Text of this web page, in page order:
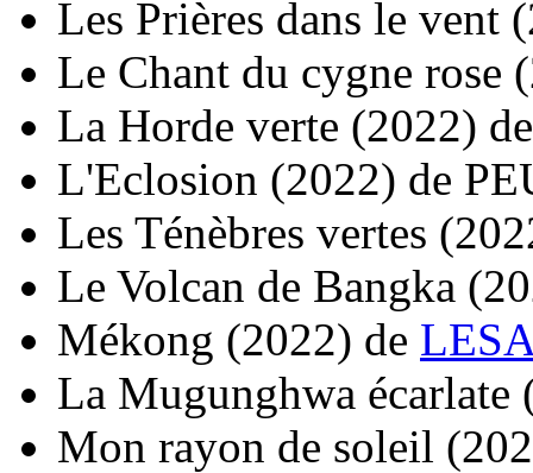
Les Prières dans le vent
Le Chant du cygne rose
La Horde verte (2022)
L'Eclosion (2022) de
Les Ténèbres vertes
Le Volcan de Bangka
Mékong (2022) de
La Mugunghwa écarlate
Mon rayon de soleil